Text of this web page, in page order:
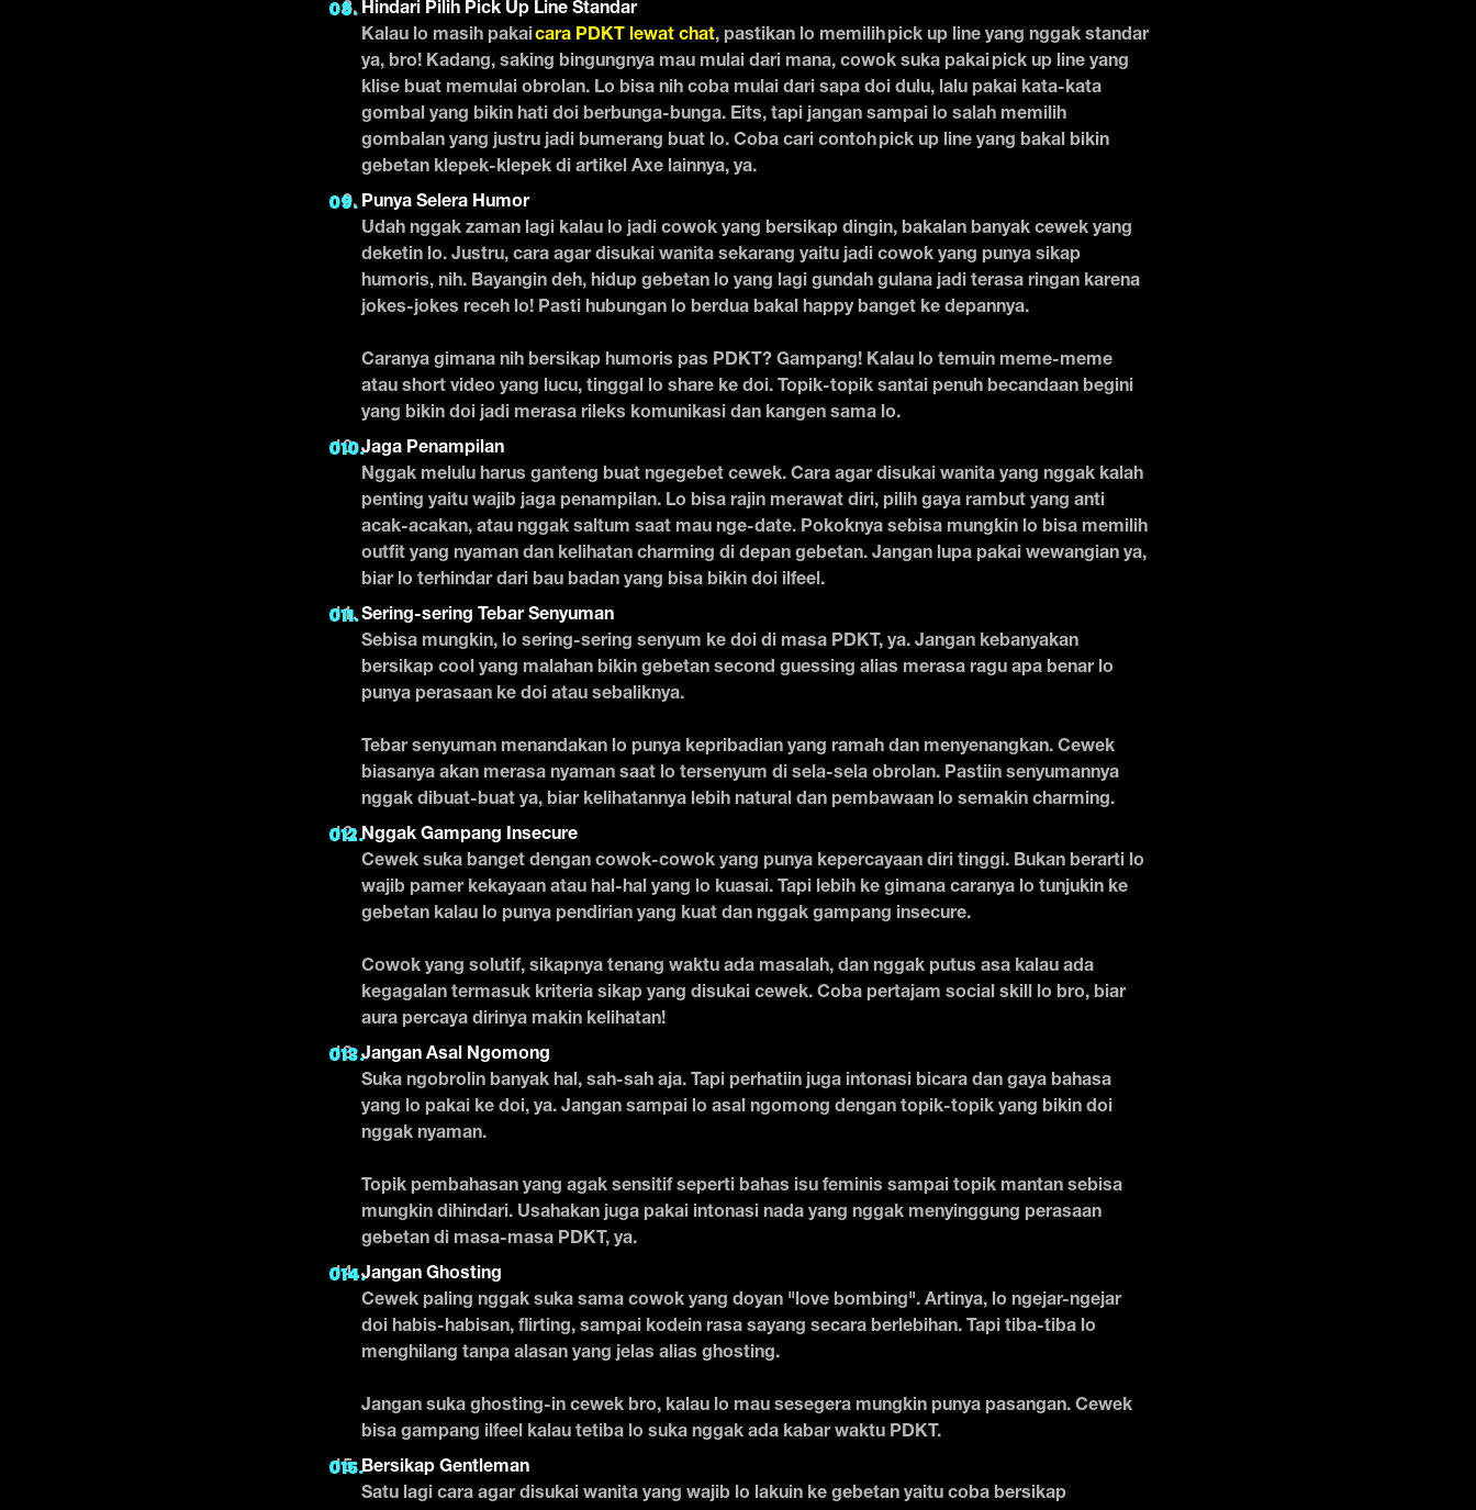
Hindari Pilih Pick Up Line Standar
Kalau lo masih pakaicara PDKT lewat chat, pastikan lo memilih pick up line yang nggak standar
ya, bro! Kadang, saking bingungnya mau mulai dari mana, cowok suka pakai pick up line yang
klise buat memulai obrolan. Lo bisa nih coba mulai dari sapa doi dulu, lalu pakai kata-kata
gombal yang bikin hati doi berbunga-bunga. Eits, tapi jangan sampai lo salah memilih
gombalan yang justru jadi bumerang buat lo. Coba cari contoh pick up line yang bakal bikin
gebetan klepek-klepek di artikel Axe lainnya, ya.
Punya Selera Humor
Udah nggak zaman lagi kalau lo jadi cowok yang bersikap dingin, bakalan banyak cewek yang
deketin lo. Justru, cara agar disukai wanita sekarang yaitu jadi cowok yang punya sikap
humoris, nih. Bayangin deh, hidup gebetan lo yang lagi gundah gulana jadi terasa ringan karena
jokes-jokes receh lo! Pasti hubungan lo berdua bakal happy banget ke depannya.
Caranya gimana nih bersikap humoris pas PDKT? Gampang! Kalau lo temuin meme-meme
atau short video yang lucu, tinggal lo share ke doi. Topik-topik santai penuh becandaan begini
yang bikin doi jadi merasa rileks komunikasi dan kangen sama lo.
Jaga Penampilan
Nggak melulu harus ganteng buat ngegebet cewek. Cara agar disukai wanita yang nggak kalah
penting yaitu wajib jaga penampilan. Lo bisa rajin merawat diri, pilih gaya rambut yang anti
acak-acakan, atau nggak saltum saat mau nge-date. Pokoknya sebisa mungkin lo bisa memilih
outfit yang nyaman dan kelihatan charming di depan gebetan. Jangan lupa pakai wewangian ya,
biar lo terhindar dari bau badan yang bisa bikin doi ilfeel.
Sering-sering Tebar Senyuman
Sebisa mungkin, lo sering-sering senyum ke doi di masa PDKT, ya. Jangan kebanyakan
bersikap cool yang malahan bikin gebetan second guessing alias merasa ragu apa benar lo
punya perasaan ke doi atau sebaliknya.
Tebar senyuman menandakan lo punya kepribadian yang ramah dan menyenangkan. Cewek
biasanya akan merasa nyaman saat lo tersenyum di sela-sela obrolan. Pastiin senyumannya
nggak dibuat-buat ya, biar kelihatannya lebih natural dan pembawaan lo semakin charming.
Nggak Gampang Insecure
Cewek suka banget dengan cowok-cowok yang punya kepercayaan diri tinggi. Bukan berarti lo
wajib pamer kekayaan atau hal-hal yang lo kuasai. Tapi lebih ke gimana caranya lo tunjukin ke
gebetan kalau lo punya pendirian yang kuat dan nggak gampang insecure.
Cowok yang solutif, sikapnya tenang waktu ada masalah, dan nggak putus asa kalau ada
kegagalan termasuk kriteria sikap yang disukai cewek. Coba pertajam social skill lo bro, biar
aura percaya dirinya makin kelihatan!
Jangan Asal Ngomong
Suka ngobrolin banyak hal, sah-sah aja. Tapi perhatiin juga intonasi bicara dan gaya bahasa
yang lo pakai ke doi, ya. Jangan sampai lo asal ngomong dengan topik-topik yang bikin doi
nggak nyaman.
Topik pembahasan yang agak sensitif seperti bahas isu feminis sampai topik mantan sebisa
mungkin dihindari. Usahakan juga pakai intonasi nada yang nggak menyinggung perasaan
gebetan di masa-masa PDKT, ya.
Jangan Ghosting
Cewek paling nggak suka sama cowok yang doyan "love bombing". Artinya, lo ngejar-ngejar
doi habis-habisan, flirting, sampai kodein rasa sayang secara berlebihan. Tapi tiba-tiba lo
menghilang tanpa alasan yang jelas alias ghosting.
Jangan suka ghosting-in cewek bro, kalau lo mau sesegera mungkin punya pasangan. Cewek
bisa gampang ilfeel kalau tetiba lo suka nggak ada kabar waktu PDKT.
Bersikap Gentleman
Satu lagi cara agar disukai wanita yang wajib lo lakuin ke gebetan yaitu coba bersikap